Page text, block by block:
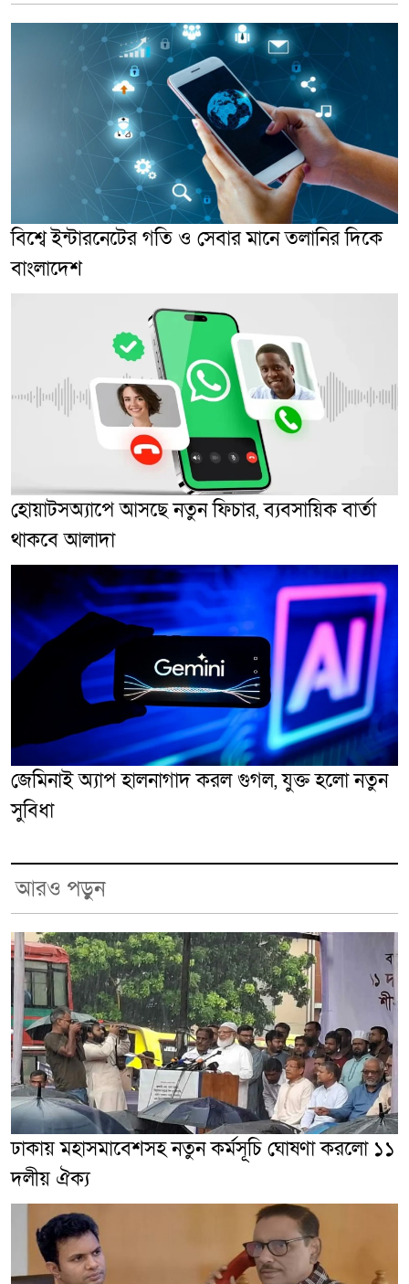
বিশ্বে ইন্টারনেটের গতি ও সেবার মানে তলানির দিকে
বাংলাদেশ
হোয়াটসঅ্যাপে আসছে নতুন ফিচার, ব্যবসায়িক বার্তা
থাকবে আলাদা
জেমিনাই অ্যাপ হালনাগাদ করল গুগল, যুক্ত হলো নতুন
সুবিধা
আরও পড়ুন
ঢাকায় মহাসমাবেশসহ নতুন কর্মসূচি ঘোষণা করলো ১১
দলীয় ঐক্য